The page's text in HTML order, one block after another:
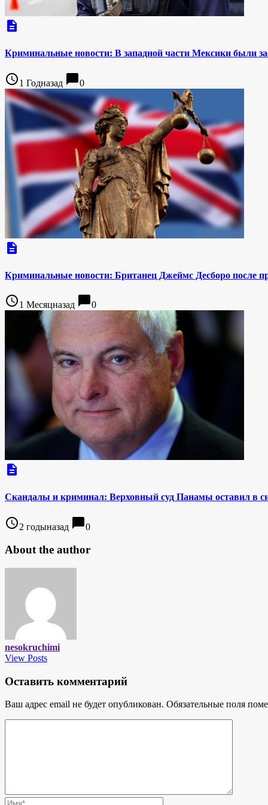
description
Криминальные новости: В западной части Мексики были
access_time1 Годназад chat_bubble0
description
Криминальные новости: Британец Джеймс Десборо после
access_time1 Месяцназад chat_bubble0
description
Скандалы и криминал: Верховный суд Панамы оставил в
access_time2 годыназад chat_bubble0
About the author
nesokruchimi
View Posts
Оставить комментарий
Ваш адрес email не будет опубликован. Обязательные поля